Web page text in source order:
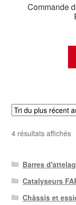
Commande
4 résultats affichés
Barres
Catalyseurs
Châssis et